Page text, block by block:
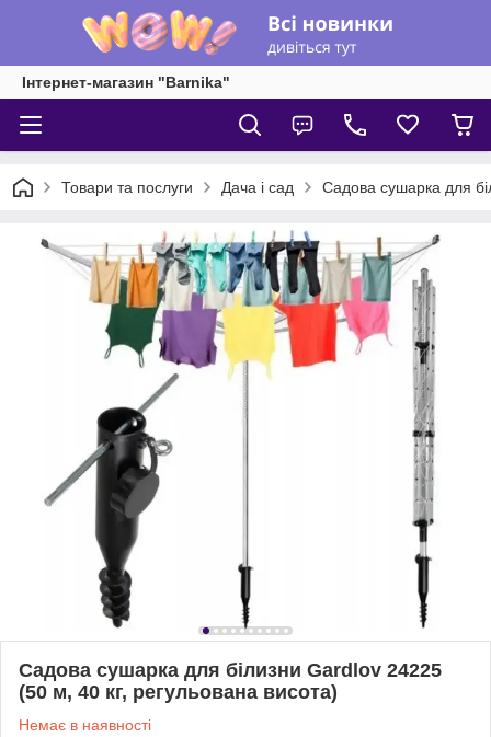
Інтернет-магазин "Barnika"
Товари та послуги Дача і сад Садова сушарка для
Садова сушарка для білизни Gardlov 24225
(50 м, 40 кг, регульована висота)
Немає в наявності